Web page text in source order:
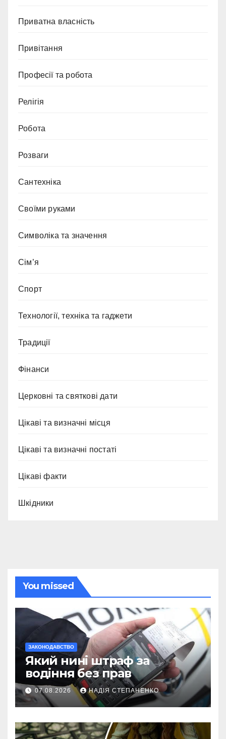
Приватна власність
Привітання
Професії та робота
Релігія
Робота
Розваги
Сантехніка
Своїми руками
Символіка та значення
Сім’я
Спорт
Технології, техніка та гаджети
Традиції
Фінанси
Церковні та святкові дати
Цікаві та визначні місця
Цікаві та визначні постаті
Цікаві факти
Шкідники
You missed
ЗАКОНОДАВСТВО
Який нині штраф за
водіння без прав
07.08.2026 НАДІЯ СТЕПАНЕНКО